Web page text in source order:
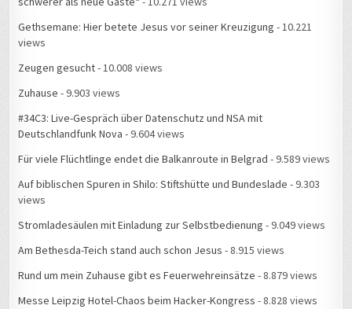
Gethsemane: Hier betete Jesus vor seiner Kreuzigung - 10.221
views
Zeugen gesucht- 10.008 views
Zuhause - 9.903 views
#34C3: Live-Gespräch über Datenschutz und NSA mit
Deutschlandfunk Nova - 9.604 views
Für viele Flüchtlinge endet die Balkanroute in Belgrad - 9.589 views
Auf biblischen Spuren in Shilo: Stiftshütte und Bundeslade - 9.303
views
Stromladesäulen mit Einladung zur Selbstbedienung - 9.049 views
Am Bethesda-Teich stand auch schon Jesus - 8.915 views
Rund um mein Zuhause gibt es Feuerwehreinsätze - 8.879 views
Messe Leipzig Hotel-Chaos beim Hacker-Kongress - 8.828 views